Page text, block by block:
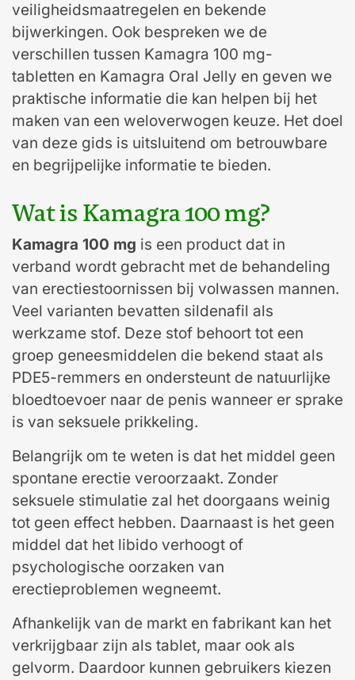
veiligheidsmaatregelen en bekende
bijwerkingen. Ook bespreken we de
verschillen tussen Kamagra 100 mg-
tabletten en Kamagra Oral Jelly en geven we
praktische informatie die kan helpen bij het
maken van een weloverwogen keuze. Het doel
van deze gids is uitsluitend om betrouwbare
en begrijpelijke informatie te bieden.
Wat is Kamagra 100 mg?
Kamagra 100 mg is een product dat in
verband wordt gebracht met de behandeling
van erectiestoornissen bij volwassen mannen.
Veel varianten bevatten sildenafil als
werkzame stof. Deze stof behoort tot een
groep geneesmiddelen die bekend staat als
PDE5-remmers en ondersteunt de natuurlijke
bloedtoevoer naar de penis wanneer er sprake
is van seksuele prikkeling.
Belangrijk om te weten is dat het middel geen
spontane erectie veroorzaakt. Zonder
seksuele stimulatie zal het doorgaans weinig
tot geen effect hebben. Daarnaast is het geen
middel dat het libido verhoogt of
psychologische oorzaken van
erectieproblemen wegneemt.
Afhankelijk van de markt en fabrikant kan het
verkrijgbaar zijn als tablet, maar ook als
gelvorm. Daardoor kunnen gebruikers kiezen